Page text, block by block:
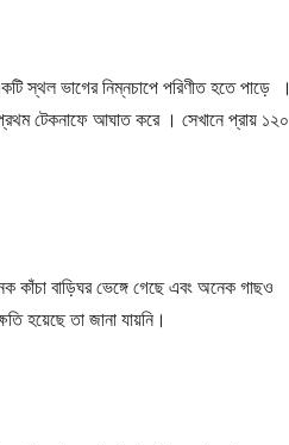
স্থল ভাগের নিম্নচাপে পরিণীত হতে পাড়ে ।
টেকনাফে আঘাত করে । সেখানে প্রায় ১২০
কাঁচা বাড়িঘর ভেঙ্গে গেছে এবং অনেক গাছও
হয়েছে তা জানা যায়নি।